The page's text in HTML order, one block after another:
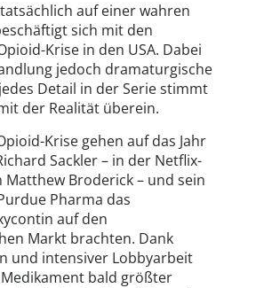
auf einer wahren
sich mit den
Krise in den USA. Dabei
jedoch dramaturgische
Detail in der Serie stimmt
der Realität überein.
Krise gehen auf das Jahr
Sackler – in der Netflix-
Matthew Broderick – und sein
Pharma das
auf den
Markt brachten. Dank
und intensiver Lobbyarbeit
bald größter